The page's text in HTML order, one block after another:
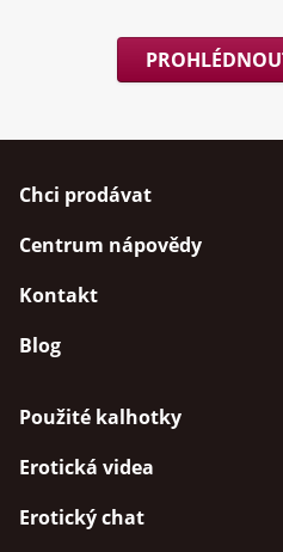
Chci prodávat
Centrum nápovědy
Kontakt
Blog
Použité kalhotky
Erotická videa
Erotický chat